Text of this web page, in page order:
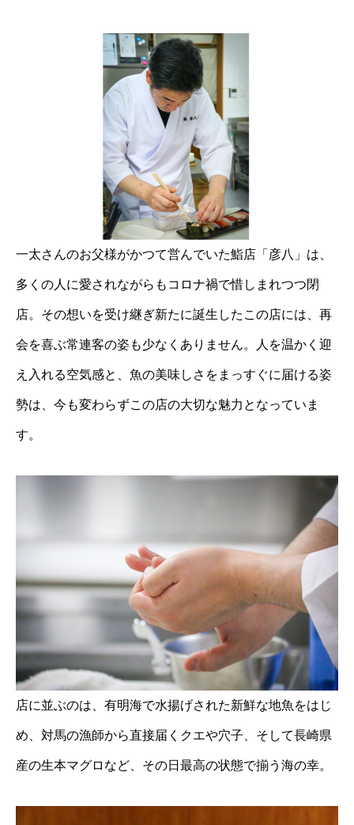
一太さんのお父様がかつて営んでいた鮨店「彦八」は、
多くの人に愛されながらもコロナ禍で惜しまれつつ閉
店。その想いを受け継ぎ新たに誕生したこの店には、再
会を喜ぶ常連客の姿も少なくありません。人を温かく迎
え入れる空気感と、魚の美味しさをまっすぐに届ける姿
勢は、今も変わらずこの店の大切な魅力となっていま
す。
店に並ぶのは、有明海で水揚げされた新鮮な地魚をはじ
め、対馬の漁師から直接届くクエや穴子、そして長崎県
産の生本マグロなど、その日最高の状態で揃う海の幸。